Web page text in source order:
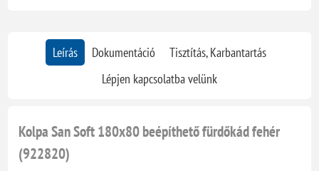
Leírás Dokumentáció
Tisztítás, Karbantartás
Lépjen kapcsolatba velünk
Kolpa San Soft 180x80 beépíthető fürdőkád fehér
(922820)